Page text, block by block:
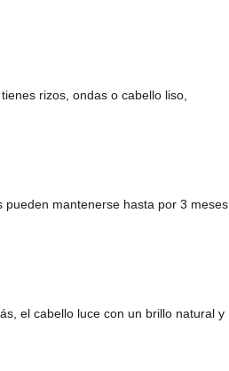
rizos, ondas o cabello liso,
mantenerse hasta por 3 meses
el cabello luce con un brillo natural y